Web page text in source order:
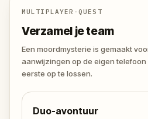
unleash terror on the living.
their secrets before the evil
its own. 🕷️
MULTIPLAYER-QUEST
Verzamel je team
Een moordmysterie is gemaakt
aanwijzingen op de eigen
eerste op te lossen.
Duo-avontuur